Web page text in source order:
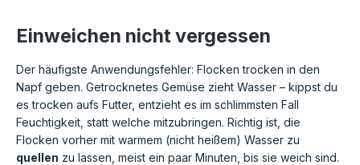
Einweichen nicht vergessen
Der häufigste Anwendungsfehler: Flocken trocken in den
Napf geben. Getrocknetes Gemüse zieht Wasser – kippst du
es trocken aufs Futter, entzieht es im schlimmsten Fall
Feuchtigkeit, statt welche mitzubringen. Richtig ist, die
Flocken vorher mit warmem (nicht heißem) Wasser zu
quellen zu lassen, meist ein paar Minuten, bis sie weich sind.